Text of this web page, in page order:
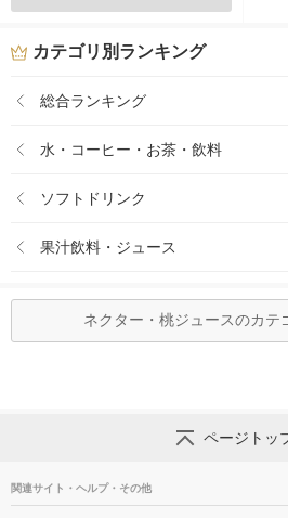
カテゴリ別ランキング
総合ランキング
水・コーヒー・お茶・飲料
ソフトドリンク
果汁飲料・ジュース
ネクター・桃ジュースのカテ
ページトッ
関連サイト・ヘルプ・その他